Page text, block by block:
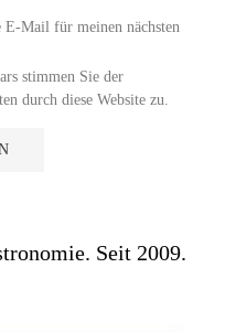
E-Mail für meinen nächsten
stimmen Sie der
durch diese Website zu.
Seit 2009.